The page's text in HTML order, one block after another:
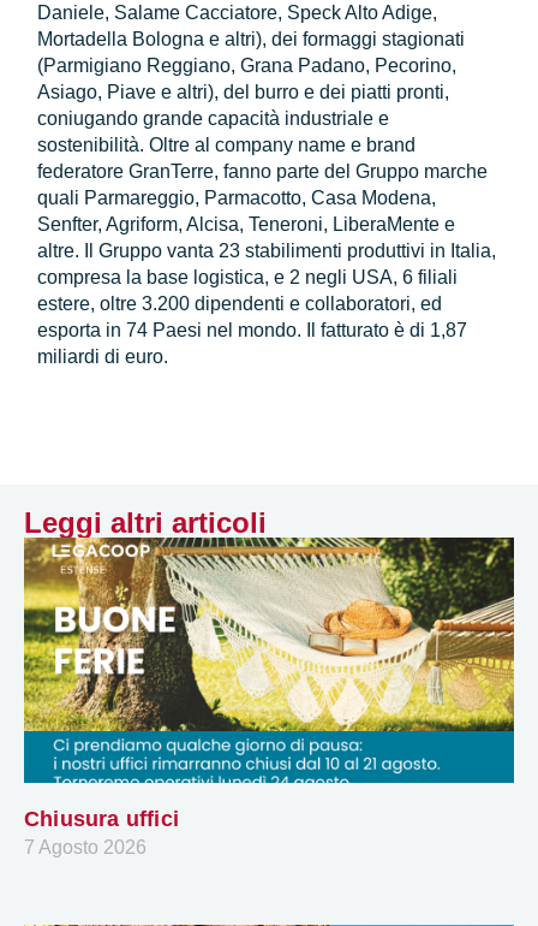
Daniele, Salame Cacciatore, Speck Alto Adige,
Mortadella Bologna e altri), dei formaggi stagionati
(Parmigiano Reggiano, Grana Padano, Pecorino,
Asiago, Piave e altri), del burro e dei piatti pronti,
coniugando grande capacità industriale e
sostenibilità. Oltre al company name e brand
federatore GranTerre, fanno parte del Gruppo marche
quali Parmareggio, Parmacotto, Casa Modena,
Senfter, Agriform, Alcisa, Teneroni, LiberaMente e
altre. Il Gruppo vanta 23 stabilimenti produttivi in Italia,
compresa la base logistica, e 2 negli USA, 6 filiali
estere, oltre 3.200 dipendenti e collaboratori, ed
esporta in 74 Paesi nel mondo. Il fatturato è di 1,87
miliardi di euro.
Leggi altri articoli
Chiusura uffici
7 Agosto 2026